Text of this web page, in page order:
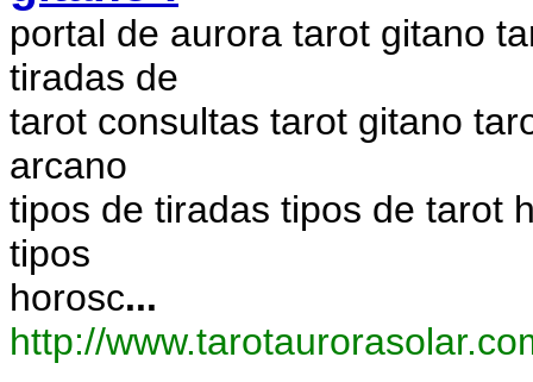
portal de aurora tarot gitano
tiradas de
tarot consultas tarot gitano
arcano
tipos de tiradas tipos de tarot
tipos
horosc...
http://